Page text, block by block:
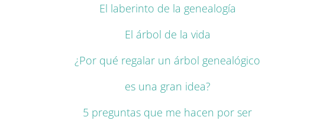
El laberinto de la genealogía
El árbol de la vida
¿Por qué regalar un árbol genealógico
es una gran idea?
5 preguntas que me hacen por ser